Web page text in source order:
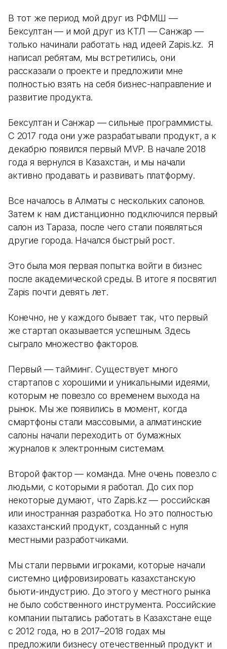
В тот же период мой друг из РФМШ —
Бексултан — и мой друг из КТЛ — Санжар —
только начинали работать над идеей Zapis.kz. Я
написал ребятам, мы встретились, они
рассказали о проекте и предложили мне
полностью взять на себя бизнес-направление и
развитие продукта.
Бексултан и Санжар — сильные программисты.
С 2017 года они уже разрабатывали продукт, а к
декабрю появился первый MVP. В начале 2018
года я вернулся в Казахстан, и мы начали
активно продавать и развивать платформу.
Все началось в Алматы с нескольких салонов.
Затем к нам дистанционно подключился первый
салон из Тараза, после чего стали появляться
другие города. Начался быстрый рост.
Это была моя первая попытка войти в бизнес
после академической среды. В итоге я посвятил
Zapis почти девять лет.
Конечно, не у каждого бывает так, что первый
же стартап оказывается успешным. Здесь
сыграло множество факторов.
Первый — тайминг. Существует много
стартапов с хорошими и уникальными идеями,
которым не повезло со временем выхода на
рынок. Мы же появились в момент, когда
смартфоны стали массовыми, а алматинские
салоны начали переходить от бумажных
журналов к электронным системам.
Второй фактор — команда. Мне очень повезло с
людьми, с которыми я работал. До сих пор
некоторые думают, что Zapis.kz — российская
или иностранная разработка. Но это полностью
казахстанский продукт, созданный с нуля
местными разработчиками.
Мы стали первыми игроками, которые начали
системно цифровизировать казахстанскую
бьюти-индустрию. До этого у местного рынка
не было собственного инструмента. Российские
компании пытались работать в Казахстане еще
с 2012 года, но в 2017–2018 годах мы
предложили бизнесу отечественный продукт и